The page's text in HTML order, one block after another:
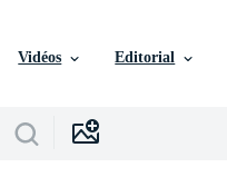
Vidéos Editorial